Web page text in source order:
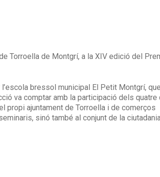
Torroella de Montgrí, a la XIV edició del
bressol municipal El Petit Montgrí,
va comptar amb la participació dels quatre
propi ajuntament de Torroella i de comerços
sinó també al conjunt de la